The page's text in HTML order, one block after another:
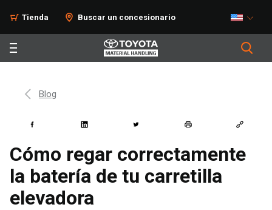
Tienda Buscar un concesionario
Blog
Cómo regar correctamente
la batería de tu carretilla
elevadora